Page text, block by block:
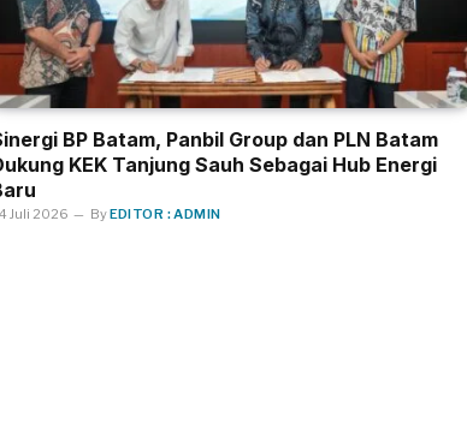
BP Batam, Panbil Group dan PLN Batam
KEK Tanjung Sauh Sebagai Hub Energi
Juli 2026 ByEDITOR : ADMIN